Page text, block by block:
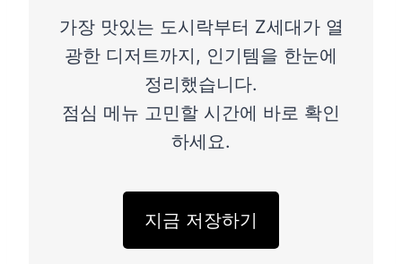
가장 맛있는 도시락부터 Z세대가 열
광한 디저트까지, 인기템을 한눈에
정리했습니다.
점심 메뉴 고민할 시간에 바로 확인
하세요.
지금 저장하기